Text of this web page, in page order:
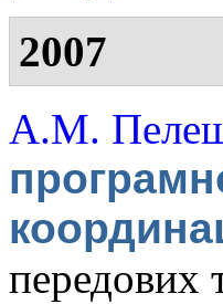
2007
А.М.
передових